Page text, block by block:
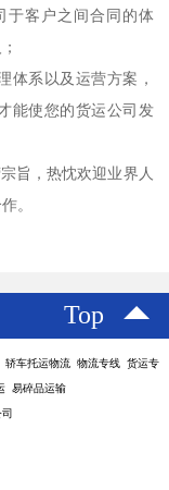
于客户之间合同的体
体系以及运营方案，
能使您的货运公司发
旨，热忱欢迎业界人
。
Top
轿车托运物流 物流专线 货运专
易碎品运输